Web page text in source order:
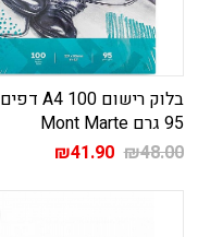
בלוק רישום A4 100 דפים
95 גרם Mont Marte
₪48.00 המחיר₪41.90